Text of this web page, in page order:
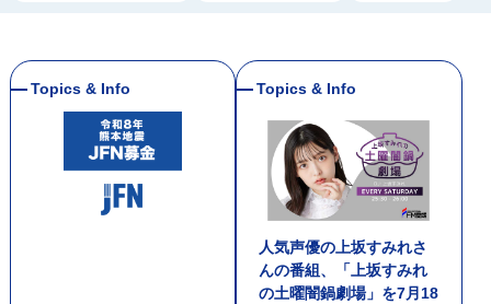
人気声優の上坂すみれさ
んの番組、「上坂すみれ
の土曜闇鍋劇場」を7月18
井上 侑、しらすラジオ
18:25 - 18:30
JOEUマンスリーパワープレイ
愛媛オレンジバイキングスの沸かしてなんぼ！